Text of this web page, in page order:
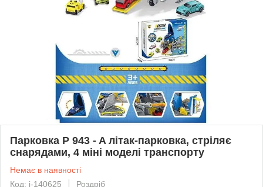
Парковка P 943 - A літак-парковка, стріляє
снарядами, 4 міні моделі транспорту
Немає в наявності
Код: i-140625
Роздріб